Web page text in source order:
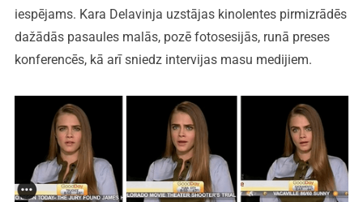
iespējams. Kara Delavinja uzstājas kinolentes pirmizrādēs
dažādās pasaules malās, pozē fotosesijās, runā preses
konferencēs, kā arī sniedz intervijas masu medijiem.